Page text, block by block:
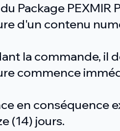
Package
d'un contenu
la commande, il
commence
en conséquence
(14) jours.